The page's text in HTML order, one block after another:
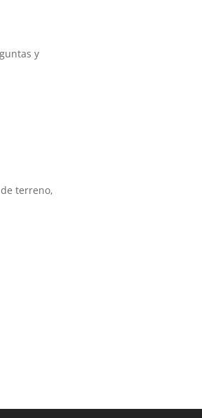
y
terreno,